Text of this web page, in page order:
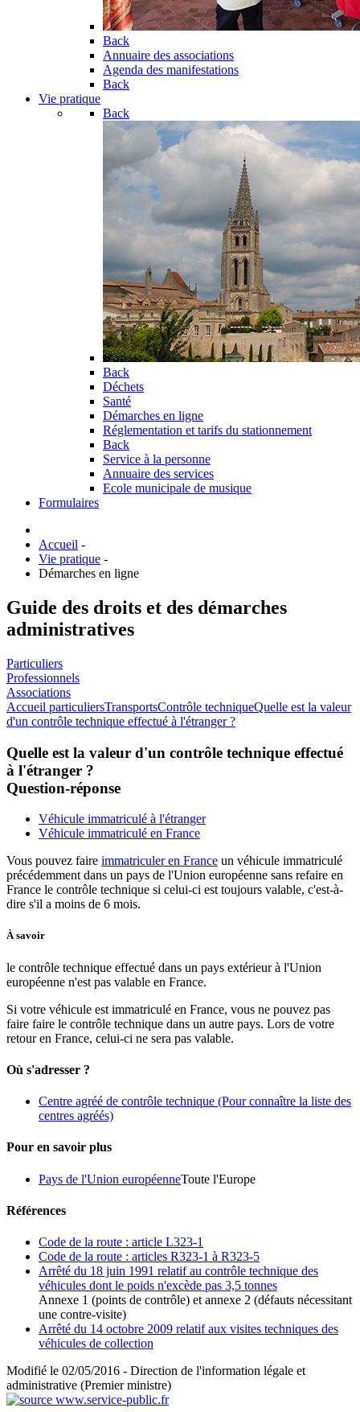
Back
Annuaire des associations
Agenda des manifestations
Back
Vie pratique
Back
Back
Déchets
Santé
Démarches en ligne
Réglementation et tarifs du stationnement
Back
Service à la personne
Annuaire des services
Ecole municipale de musique
Formulaires
Accueil -
Vie pratique -
Démarches en ligne
Guide des droits et des démarches
administratives
Particuliers
Professionnels
Associations
Accueil particuliersTransportsContrôle techniqueQuelle est la valeur
d'un contrôle technique effectué à l'étranger ?
Quelle est la valeur d'un contrôle technique effectué
à l'étranger ?
Question-réponse
Véhicule immatriculé à l'étranger
Véhicule immatriculé en France
Vous pouvez faire immatriculer en France un véhicule immatriculé
précédemment dans un pays de l'Union européenne sans refaire en
France le contrôle technique si celui-ci est toujours valable, c'est-à-
dire s'il a moins de 6 mois.
À savoir
le contrôle technique effectué dans un pays extérieur à l'Union
européenne n'est pas valable en France.
Si votre véhicule est immatriculé en France, vous ne pouvez pas
faire faire le contrôle technique dans un autre pays. Lors de votre
retour en France, celui-ci ne sera pas valable.
Où s'adresser ?
Centre agréé de contrôle technique (Pour connaître la liste des
centres agréés)
Pour en savoir plus
Pays de l'Union européenneToute l'Europe
Références
Code de la route : article L323-1
Code de la route : articles R323-1 à R323-5
Arrêté du 18 juin 1991 relatif au contrôle technique des
véhicules dont le poids n'excède pas 3,5 tonnes
Annexe 1 (points de contrôle) et annexe 2 (défauts nécessitant
une contre-visite)
Arrêté du 14 octobre 2009 relatif aux visites techniques des
véhicules de collection
Modifié le 02/05/2016 - Direction de l'information légale et
administrative (Premier ministre)